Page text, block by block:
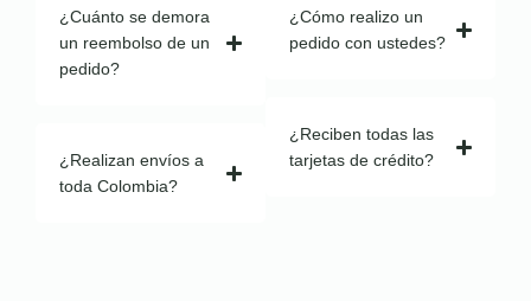
¿Cuánto se demora
un reembolso de un
pedido?
¿Realizan envíos a
toda Colombia?
¿Cómo realizo un
pedido con ustedes?
¿Reciben todas las
tarjetas de crédito?